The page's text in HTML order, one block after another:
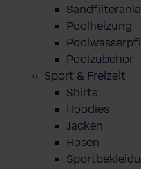
Poolheizung
Poolzubehör
Sport & Freizeit
Shirts
Hoodies
Jacken
Hosen